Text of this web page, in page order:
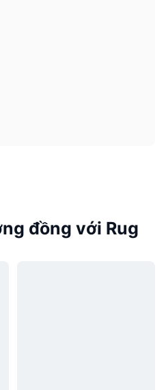
đồng với Rug